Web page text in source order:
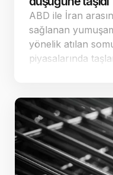
ABD ile İran
sağlanan
yönelik atılan
piyasalarında
yatırımcıların "g…